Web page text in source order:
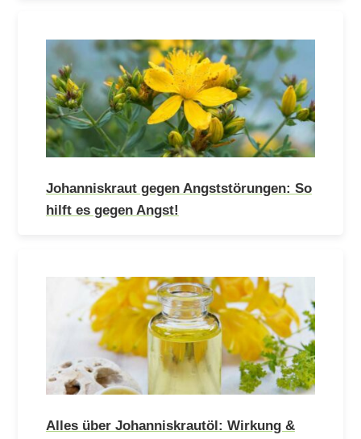
Johanniskraut gegen Angststörungen: So
hilft es gegen Angst!
Alles über Johanniskrautöl: Wirkung &